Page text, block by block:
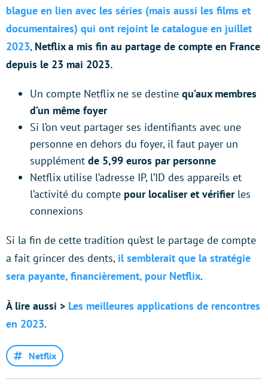
blague en lien avec les séries (mais aussi les films et
documentaires) qui ont rejoint le catalogue en juillet
2023, Netflix a mis fin au partage de compte en France
depuis le 23 mai 2023.
Un compte Netflix ne se destine qu’aux membres
d’un même foyer
Si l’on veut partager ses identifiants avec une
personne en dehors du foyer, il faut payer un
supplément de 5,99 euros par personne
Netflix utilise l’adresse IP, l’ID des appareils et
l’activité du compte pour localiser et vérifierles
connexions
Si la fin de cette tradition qu’est le partage de compte
a fait grincer des dents, il semblerait que la stratégie
sera payante, financièrement, pour Netflix.
À lire aussi > Les meilleures applications de rencontres
en 2023.
Netflix